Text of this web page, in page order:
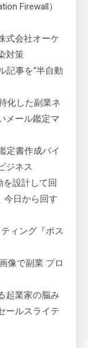
Firewall）
式会社オーケ
対策
記事を“半自動
化した副業ネ
メール鑑定マ
定書作成バイ
ジネス
設計して回
今日から回す
ィング『ポス
像で副業 プロ
起業家の脳み
ールスライテ